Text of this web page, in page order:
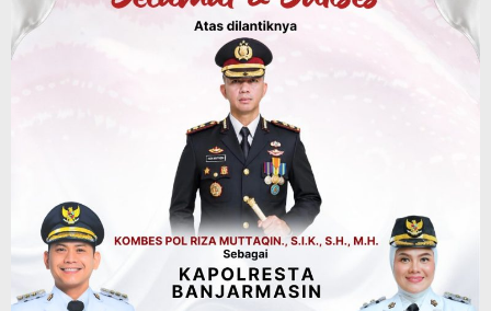
Dinas Kehutanan Kalsel
Tahura Sultan Adam Sempat Alami
Kebakaran Lahan, Api Berhasil
Dipadamkan, Kadishut Kalsel
Memimpin Langsung Aksi di Lapangan
Advertorial Pemkab Balangan
Silaturahmi ke DPRD Balangan, Kapolres
AKBP Arif Mansyur Perkuat Koordinasi